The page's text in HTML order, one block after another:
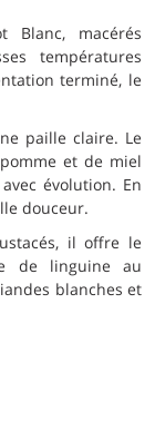
macérés
températures
terminé, le
paille claire. Le
et de miel
évolution. En
douceur.
il offre le
de linguine au
blanches et